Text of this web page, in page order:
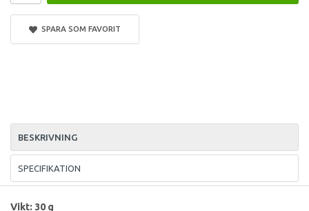
SPARA SOM FAVORIT
BESKRIVNING
SPECIFIKATION
Vikt: 30 g